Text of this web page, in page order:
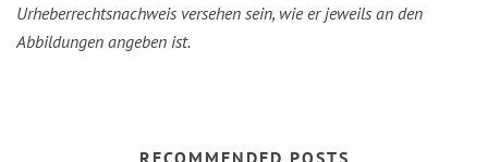
Urheberrechtsnachweis versehen sein, wie er jeweils an den
Abbildungen angeben ist.
RECOMMENDED POSTS